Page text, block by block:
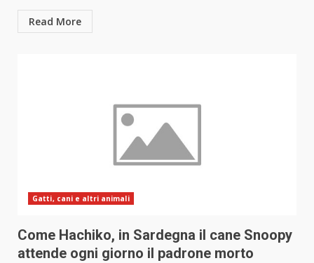
Read More
Gatti, cani e altri animali
Come Hachiko, in Sardegna il cane Snoopy
attende ogni giorno il padrone morto